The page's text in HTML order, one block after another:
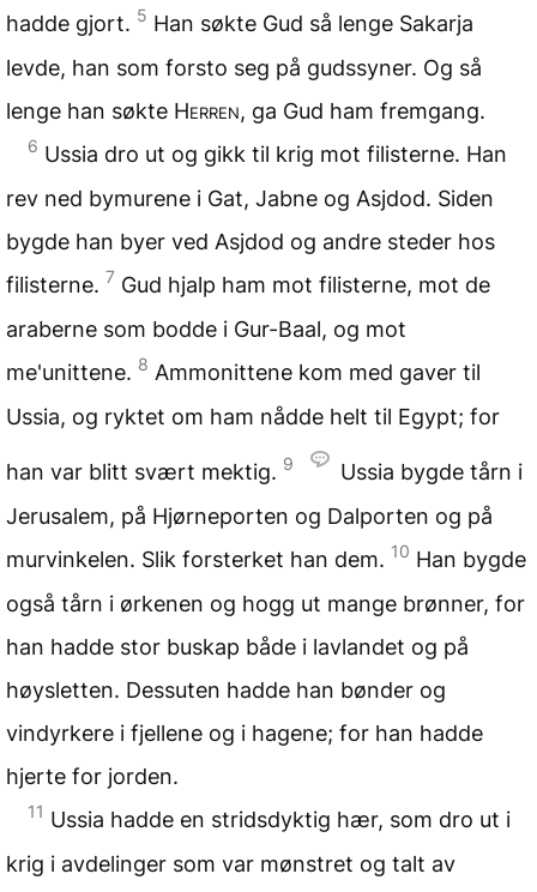
hadde gjort. 5 Han søkte Gud så lenge Sakarja
levde, han som forsto seg på gudssyner. Og så
lenge han søkte Herren, ga Gud ham fremgang.
6 Ussia dro ut og gikk til krig mot filisterne. Han
rev ned bymurene i Gat, Jabne og Asjdod. Siden
bygde han byer ved Asjdod og andre steder hos
filisterne. 7 Gud hjalp ham mot filisterne, mot de
araberne som bodde i Gur-Baal, og mot
me'unittene. 8 Ammonittene kom med gaver til
Ussia, og ryktet om ham nådde helt til Egypt; for
han var blitt svært mektig. 9
Ussia bygde tårn i
Jerusalem, på Hjørneporten og Dalporten og på
murvinkelen. Slik forsterket han dem. 10 Han bygde
også tårn i ørkenen og hogg ut mange brønner, for
han hadde stor buskap både i lavlandet og på
høysletten. Dessuten hadde han bønder og
vindyrkere i fjellene og i hagene; for han hadde
hjerte for jorden.
11 Ussia hadde en stridsdyktig hær, som dro ut i
krig i avdelinger som var mønstret og talt av